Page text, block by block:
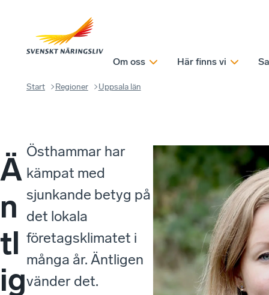
Om oss Här finns vi
Start Regioner Uppsala län
Ä
n
tl
ig
Östhammar har
kämpat med
sjunkande betyg på
det lokala
företagsklimatet i
många år. Äntligen
vänder det.